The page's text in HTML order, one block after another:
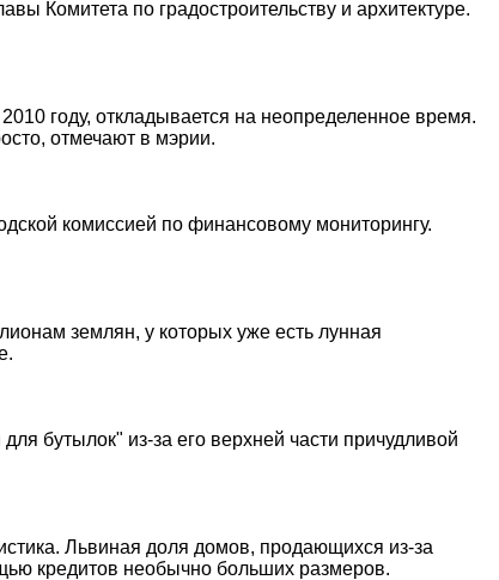
Комитета по градостроительству и архитектуре.
году, откладывается на неопределенное время.
отмечают в мэрии.
комиссией по финансовому мониторингу.
землян, у которых уже есть лунная
бутылок" из-за его верхней части причудливой
Львиная доля домов, продающихся из-за
кредитов необычно больших размеров.